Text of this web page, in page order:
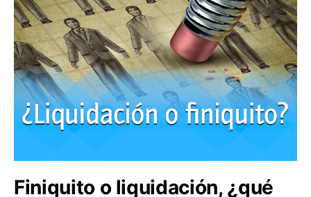
Finiquito o liquidación, ¿qué